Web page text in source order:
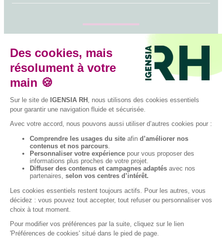
Suivez-nous sur les réseaux sociaux
Facebook Instagram
LinkedIn
YouTube
TikTok
© 2026 IGENSIA RH,
Établissement
supérieur privé,
Association à but non
lucratif, tous droits
réservés – Mise à jour
site : Janvier 2026
Charte des données
personnelles